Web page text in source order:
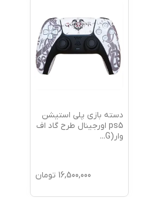
دسته بازی پلی استیشن
ps5 اورجینال طرح گاد اف
وار(G ...
16,500,000 تومان